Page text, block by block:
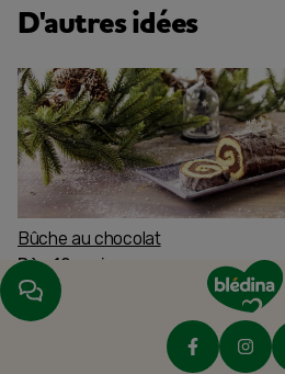
D'autres idées
Bûche au chocolat
Dès 12 mois